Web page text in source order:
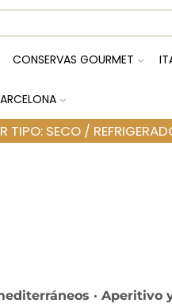
CONSERVAS GOURMET
TIPO: SECO /
· Aperitivo